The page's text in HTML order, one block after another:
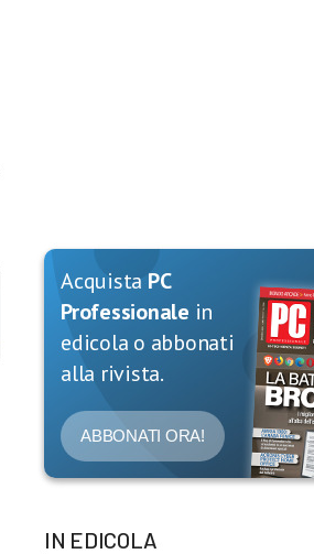
Acquista PC
Professionale in
edicola o abbonati
alla rivista.
ABBONATI ORA!
IN EDICOLA